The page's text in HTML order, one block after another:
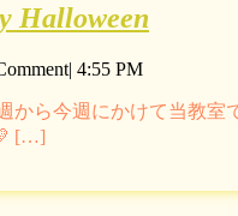
Halloween
| 4:55 PM
ら今週にかけて当教室
[…]